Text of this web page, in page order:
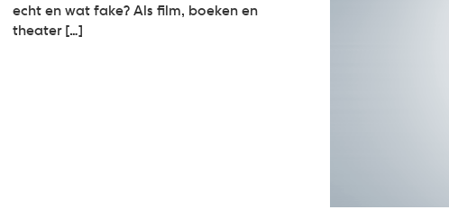
echt en wat fake? Als film, boeken en
theater […]